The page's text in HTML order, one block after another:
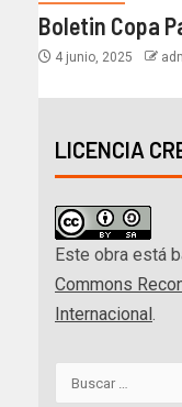
Boletin Copa
4 junio, 2025
LICENCIA
Este obra está
Commons
Internacional.